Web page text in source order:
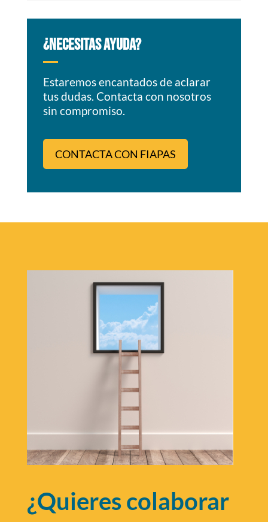
¿NECESITAS AYUDA?
Estaremos encantados de aclarar
tus dudas. Contacta con nosotros
sin compromiso.
CONTACTA CON FIAPAS
¿Quieres colaborar